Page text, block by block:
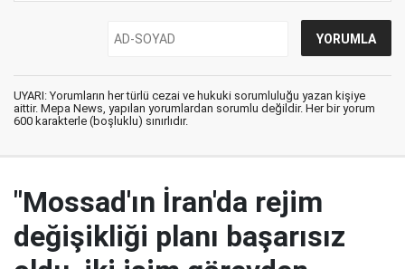
UYARI: Yorumların her türlü cezai ve hukuki sorumluluğu yazan kişiye
aittir. Mepa News, yapılan yorumlardan sorumlu değildir. Her bir yorum
600 karakterle (boşluklu) sınırlıdır.
"Mossad'ın İran'da rejim
değişikliği planı başarısız